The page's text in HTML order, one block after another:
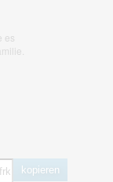
es
kopieren